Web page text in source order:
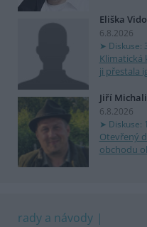
Eliška
6.8.2026
Diskuse:
Klimatická
ji přestala
Jiří
6.8.2026
Diskuse:
Otevřený
obchodu
rady a návody